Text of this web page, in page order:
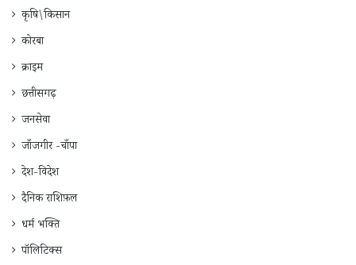
कृषि\किसान
कोरबा
क्राइम
छत्तीसगढ़
जनसेवा
जाँजगीर -चाँपा
देश-विदेश
दैनिक राशिफ़ल
धर्म भक्ति
पॉलिटिक्स